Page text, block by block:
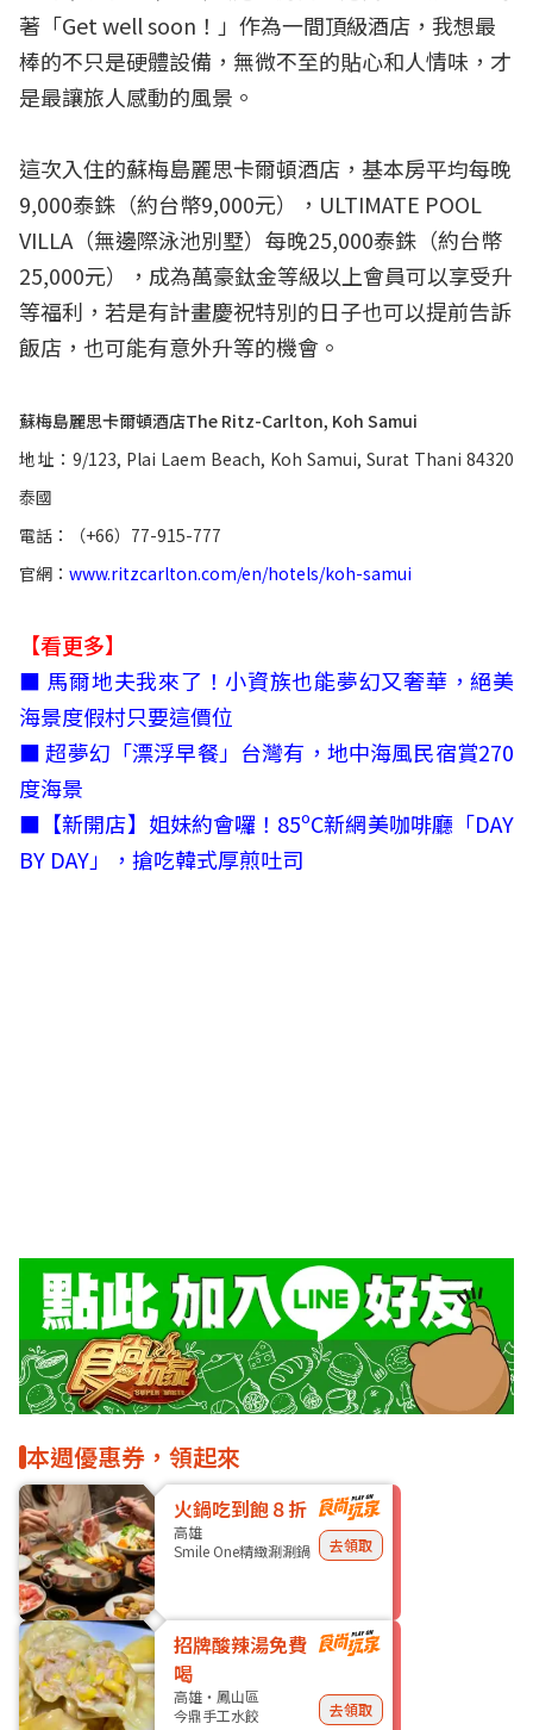
著「Get well soon！」作為一間頂級酒店，我想最
棒的不只是硬體設備，無微不至的貼心和人情味，才
是最讓旅人感動的風景。
這次入住的蘇梅島麗思卡爾頓酒店，基本房平均每晚
9,000泰銖（約台幣9,000元），ULTIMATE POOL
VILLA（無邊際泳池別墅）每晚25,000泰銖（約台幣
25,000元），成為萬豪鈦金等級以上會員可以享受升
等福利，若是有計畫慶祝特別的日子也可以提前告訴
飯店，也可能有意外升等的機會。
蘇梅島麗思卡爾頓酒店The Ritz-Carlton, Koh Samui
地址：9/123, Plai Laem Beach, Koh Samui, Surat Thani 84320
泰國
電話：（+66）77-915-777
官網： www.ritzcarlton.com/en/hotels/koh-samui
【看更多】
■ 馬爾地夫我來了！小資族也能夢幻又奢華，絕美
海景度假村只要這價位
■超夢幻「漂浮早餐」台灣有，地中海風民宿賞270
度海景
■ 【新開店】姐妹約會囉！85ºC新網美咖啡廳「DAY
BY DAY」，搶吃韓式厚煎吐司
本週優惠券，領起來
火鍋吃到飽８折
高雄
Smile One精緻涮涮鍋
去領取
招牌酸辣湯免費
喝
高雄・鳳山區
今鼎手工水餃
去領取